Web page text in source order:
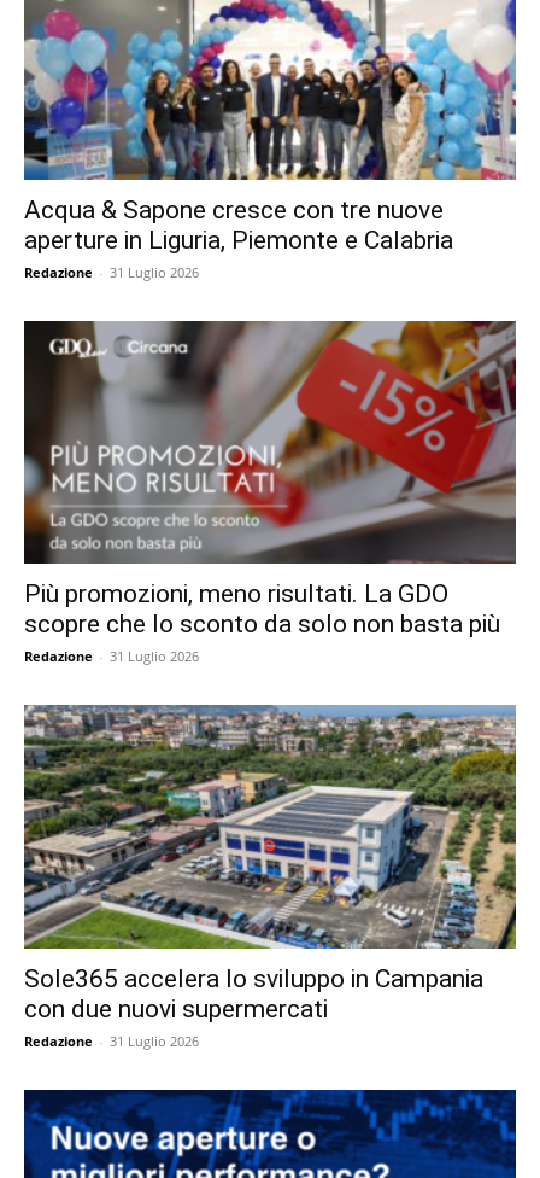
Acqua & Sapone cresce con tre nuove
aperture in Liguria, Piemonte e Calabria
Redazione - 31 Luglio 2026
Più promozioni, meno risultati. La GDO
scopre che lo sconto da solo non basta più
Redazione - 31 Luglio 2026
Sole365 accelera lo sviluppo in Campania
con due nuovi supermercati
Redazione - 31 Luglio 2026